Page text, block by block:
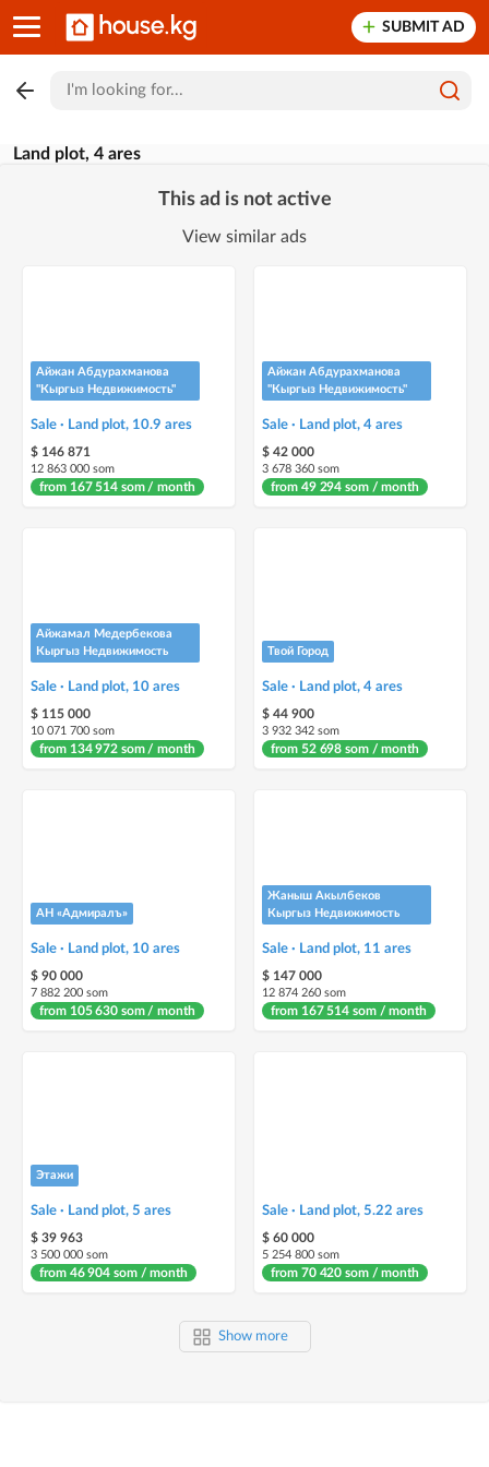
SUBMIT AD
Land plot, 4 ares
This ad is not active
View similar ads
Айжан Абдурахманова
"Кыргыз Недвижимость"
Sale · Land plot, 10.9 ares
$ 146 871
12 863 000 som
from 167 514 som / month
Айжан Абдурахманова
"Кыргыз Недвижимость"
Sale · Land plot, 4 ares
$ 42 000
3 678 360 som
from 49 294 som / month
Айжамал Медербекова
Кыргыз Недвижимость
Sale · Land plot, 10 ares
$ 115 000
10 071 700 som
from 134 972 som / month
Твой Город
Sale · Land plot, 4 ares
$ 44 900
3 932 342 som
from 52 698 som / month
АН «Адмиралъ»
Sale · Land plot, 10 ares
$ 90 000
7 882 200 som
from 105 630 som / month
Жаныш Акылбеков
Кыргыз Недвижимость
Sale · Land plot, 11 ares
$ 147 000
12 874 260 som
from 167 514 som / month
Этажи
Sale · Land plot, 5 ares
$ 39 963
3 500 000 som
from 46 904 som / month
Sale · Land plot, 5.22 ares
$ 60 000
5 254 800 som
from 70 420 som / month
Show more